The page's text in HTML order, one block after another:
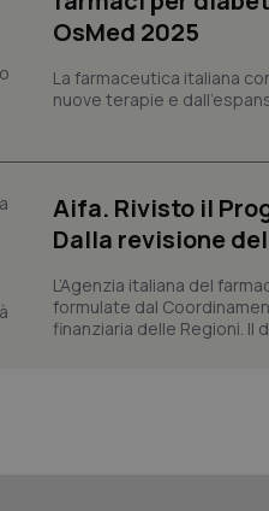
OsMed 2025
La farmaceutica italiana
nuove terapie e
Aifa. Rivisto il
Dalla revisione
L’Agenzia italiana del
formulate dal
finanziaria delle Regioni. Il
tracking-sites-
tracking-enable
session-id
_ga